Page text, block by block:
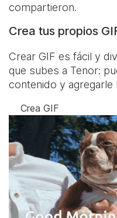
compartieron.
Crea tus propios
Crear GIF es fácil y
que subes a Tenor:
contenido y agregarle
Crea GIF